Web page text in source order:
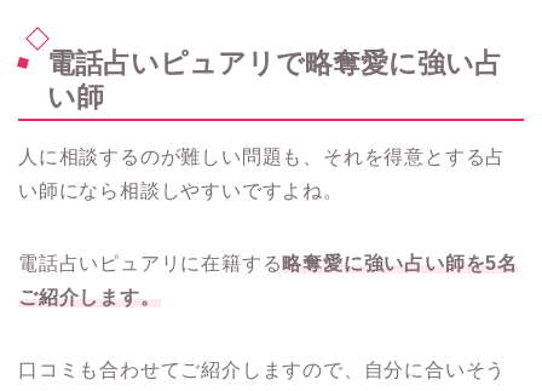
電話占いピュアリで略奪愛に強い占
い師
人に相談するのが難しい問題も、それを得意とする占
い師になら相談しやすいですよね。
電話占いピュアリに在籍する略奪愛に強い占い師を5名
ご紹介します。
口コミも合わせてご紹介しますので、自分に合いそう